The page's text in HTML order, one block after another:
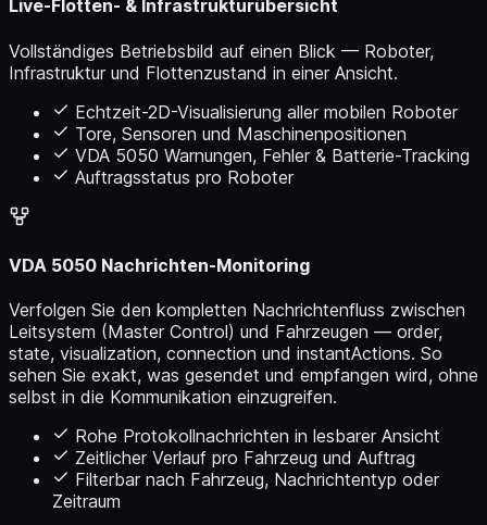
Live-Flotten- & Infrastrukturübersicht
Vollständiges Betriebsbild auf einen Blick — Roboter,
Infrastruktur und Flottenzustand in einer Ansicht.
Echtzeit-2D-Visualisierung aller mobilen Roboter
Tore, Sensoren und Maschinenpositionen
VDA 5050 Warnungen, Fehler & Batterie-Tracking
Auftragsstatus pro Roboter
VDA 5050 Nachrichten-Monitoring
Verfolgen Sie den kompletten Nachrichtenfluss zwischen
Leitsystem (Master Control) und Fahrzeugen — order,
state, visualization, connection und instantActions. So
sehen Sie exakt, was gesendet und empfangen wird, ohne
selbst in die Kommunikation einzugreifen.
Rohe Protokollnachrichten in lesbarer Ansicht
Zeitlicher Verlauf pro Fahrzeug und Auftrag
Filterbar nach Fahrzeug, Nachrichtentyp oder
Zeitraum